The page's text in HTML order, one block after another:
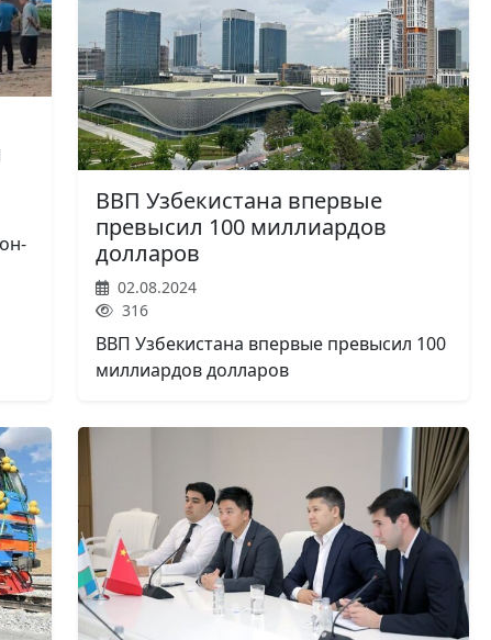
ВВП Узбекистана впервые
превысил 100 миллиардов
долларов
02.08.2024
316
ВВП Узбекистана впервые превысил 100
миллиардов долларов